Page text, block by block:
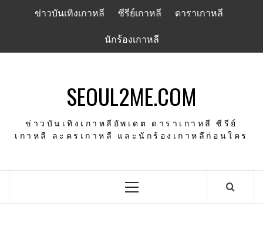
ข่าวบันเทิงเกาหลี ซีรีย์เกาหลี ดาราเกาหลี
นักร้องเกาหลี
SEOUL2ME.COM
ข่าวบันเทิงเกาหลีอัพเดต ดาราเกาหลี ซีรีย์
เกาหลี ละครเกาหลี และนักร้องเกาหลีก่อนใคร
Primary